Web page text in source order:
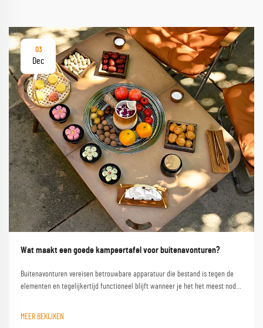
03
Dec
Wat maakt een goede kampeertafel voor buitenavonturen?
Buitenavonturen vereisen betrouwbare apparatuur die bestand is tegen de
elementen en tegelijkertijd functioneel blijft wanneer je het het meest nodig
MEER BEKIJKEN